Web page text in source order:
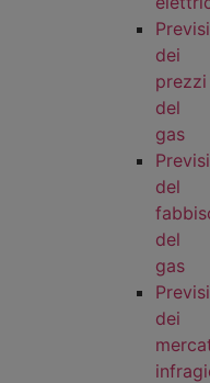
dei
prezzi
del
gas
del
del
gas
dei